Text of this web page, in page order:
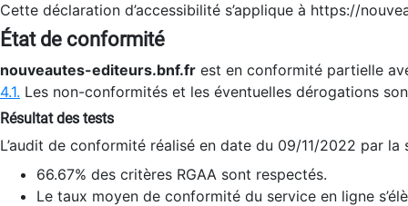
Cette déclaration d’accessibilité s’applique à https://
État de conformité
nouveautes-editeurs.bnf.fr est en conformité partielle
4.1. Les non-conformités et les éventuelles dérogations
Résultat des tests
L’audit de conformité réalisé en date du 09/11/2022 par
66.67% des critères RGAA sont respectés.
Le taux moyen de conformité du service en ligne